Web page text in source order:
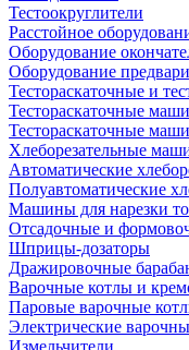
Тестоокруглители
Расстойное
Оборудование
Оборудование
Тестораскаточные и
Тестораскаточные
Тестораскаточные
Хлеборезательные
Автоматические
Полуавтоматические
Машины для нарезки
Отсадочные и
Шприцы-дозаторы
Дражировочные
Варочные котлы и
Паровые варочные
Электрические
Измельчители